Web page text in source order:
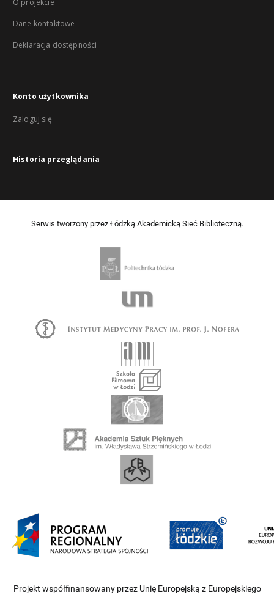
O projekcie
Dane kontaktowe
Deklaracja dostępności
Konto użytkownika
Zaloguj się
Historia przeglądania
Serwis tworzony przez Łódzką Akademicką Sieć Biblioteczną.
Projekt współfinansowany przez Unię Europejską z Europejskiego